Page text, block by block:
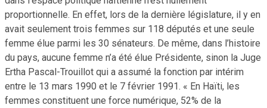
proportionnelle. En effet, lors de la dernière législature, il y en
avait seulement trois femmes sur 118 députés et une seule
femme élue parmi les 30 sénateurs. De même, dans l’histoire
du pays, aucune femme n’a été élue Présidente, sinon la Juge
Ertha Pascal-Trouillot qui a assumé la fonction par intérim
entre le 13 mars 1990 et le 7 février 1991. « En Haïti, les
femmes constituent une force numérique, 52% de la